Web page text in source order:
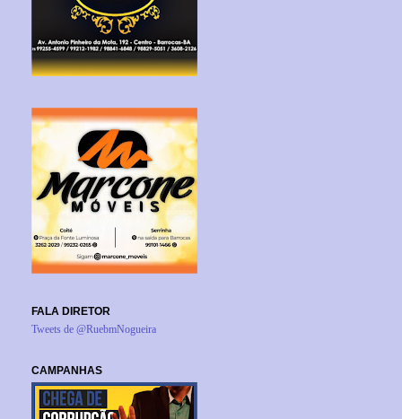
FALA DIRETOR
Tweets de @RuebmNogueira
CAMPANHAS